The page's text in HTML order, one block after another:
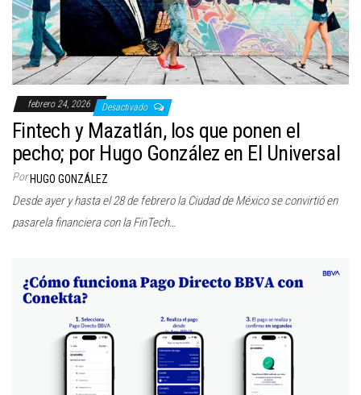
febrero 24, 2026 Desactivado
Fintech y Mazatlán, los que ponen el
pecho; por Hugo González en El Universal
Por HUGO GONZÁLEZ
Desde ayer y hasta el 28 de febrero la Ciudad de México se convirtió en
pasarela financiera con la FinTech…